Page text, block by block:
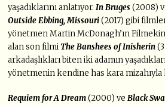
yaşadıklarını anlatıyor.In Bruges (2008)
Outside Ebbing, Missouri (2017) gibi
yönetmen Martin McDonagh’ın
alan son filmiThe Banshees of Inisherin
arkadaşlıkları biten iki adamın
yönetmenin kendine has kara mizahıyla
Requiem for A Dream(2000) veBlack